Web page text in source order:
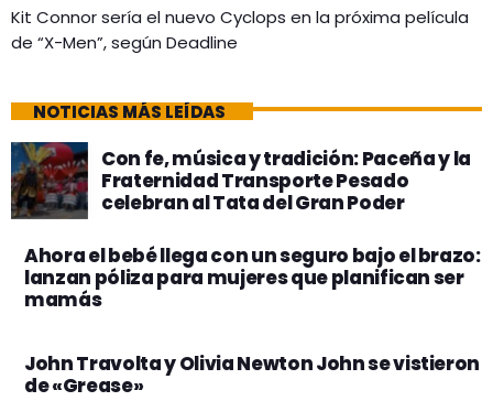
Kit Connor sería el nuevo Cyclops en la próxima película
de “X-Men”, según Deadline
NOTICIAS MÁS LEÍDAS
Con fe, música y tradición: Paceña y la
Fraternidad Transporte Pesado
celebran al Tata del Gran Poder
Ahora el bebé llega con un seguro bajo el brazo:
lanzan póliza para mujeres que planifican ser
mamás
John Travolta y Olivia Newton John se vistieron
de «Grease»